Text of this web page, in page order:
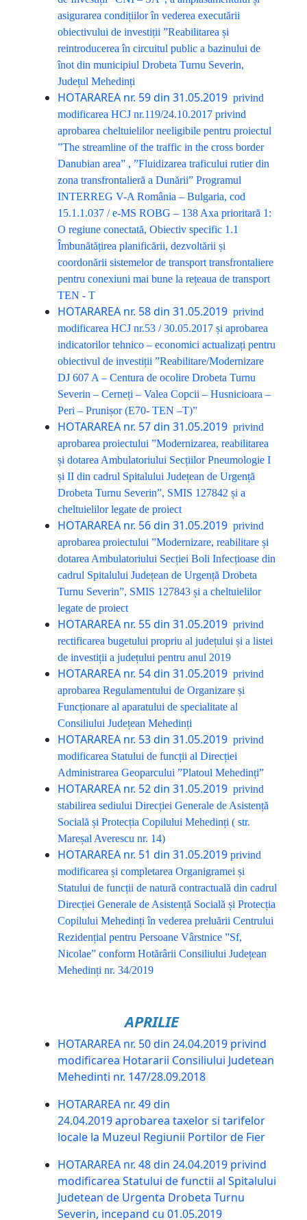
asigurarea condițiilor în vederea executării
obiectivului de investiții ”Reabilitarea și
reintroducerea în circuitul public a bazinului de
înot din municipiul Drobeta Turnu Severin,
Județul Mehedinți
HOTARAREA nr. 59 din 31.05.2019 privind
modificarea HCJ nr.119/24.10.2017 privind
aprobarea cheltuielilor neeligibile pentru proiectul
”The streamline of the traffic in the cross border
Danubian area” , ”Fluidizarea traficului rutier din
zona transfrontalieră a Dunării” Programul
INTERREG V-A România – Bulgaria, cod
15.1.1.037 / e-MS ROBG – 138 Axa prioritară 1:
O regiune conectată, Obiectiv specific 1.1
Îmbunătățirea planificării, dezvoltării și
coordonării sistemelor de transport transfrontaliere
pentru conexiuni mai bune la rețeaua de transport
TEN - T
HOTARAREA nr. 58 din 31.05.2019 privind
modificarea HCJ nr.53 / 30.05.2017 și aprobarea
indicatorilor tehnico – economici actualizați pentru
obiectivul de investiții ”Reabilitare/Modernizare
DJ 607 A – Centura de ocolire Drobeta Turnu
Severin – Cerneți – Valea Copcii – Husnicioara –
Peri – Prunișor (E70- TEN –T)”
HOTARAREA nr. 57 din 31.05.2019 privind
aprobarea proiectului ”Modernizarea, reabilitarea
și dotarea Ambulatoriului Secțiilor Pneumologie I
și II din cadrul Spitalului Județean de Urgență
Drobeta Turnu Severin”, SMIS 127842 și a
cheltuielilor legate de proiect
HOTARAREA nr. 56 din 31.05.2019 privind
aprobarea proiectului ”Modernizare, reabilitare și
dotarea Ambulatoriului Secției Boli Infecțioase din
cadrul Spitalului Județean de Urgență Drobeta
Turnu Severin”, SMIS 127843 și a cheltuielilor
legate de proiect
HOTARAREA nr. 55 din 31.05.2019 privind
rectificarea bugetului propriu al județului și a listei
de investiții a județului pentru anul 2019
HOTARAREA nr. 54 din 31.05.2019 privind
aprobarea Regulamentului de Organizare și
Funcționare al aparatului de specialitate al
Consiliului Județean Mehedinți
HOTARAREA nr. 53 din 31.05.2019 privind
modificarea Statului de funcții al Direcției
Administrarea Geoparcului ”Platoul Mehedinți”
HOTARAREA nr. 52 din 31.05.2019 privind
stabilirea sediului Direcției Generale de Asistență
Socială și Protecția Copilului Mehedinți ( str.
Mareșal Averescu nr. 14)
HOTARAREA nr. 51 din 31.05.2019 privind
modificarea și completarea Organigramei și
Statului de funcții de natură contractuală din cadrul
Direcției Generale de Asistență Socială și Protecția
Copilului Mehedinți în vederea preluării Centrului
Rezidențial pentru Persoane Vârstnice ”Sf,
Nicolae” conform Hotărârii Consiliului Județean
Mehedinți nr. 34/2019
APRILIE
HOTARAREA nr. 50 din 24.04.2019 privind
modificarea Hotararii Consiliului Judetean
Mehedinti nr. 147/28.09.2018
HOTARAREA nr. 49 din
24.04.2019 aprobarea taxelor si tarifelor
locale la Muzeul Regiunii Portilor de Fier
HOTARAREA nr. 48 din 24.04.2019 privind
modificarea Statului de functii al Spitalului
Judetean de Urgenta Drobeta Turnu
Severin, incepand cu 01.05.2019